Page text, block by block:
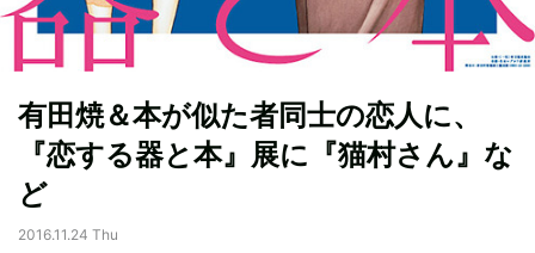
有田焼＆本が似た者同士の恋人に、
『恋する器と本』展に『猫村さん』な
ど
2016.11.24 Thu